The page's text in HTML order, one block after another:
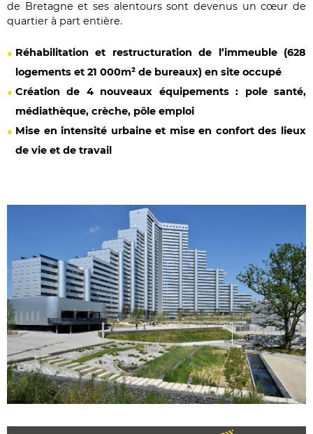
de Bretagne et ses alentours sont devenus un cœur de
quartier à part entière.
Réhabilitation et restructuration de l’immeuble (628
logements et 21 000m² de bureaux) en site occupé
Création de 4 nouveaux équipements : pole santé,
médiathèque, crèche, pôle emploi
Mise en intensité urbaine et mise en confort des lieux
de vie et de travail